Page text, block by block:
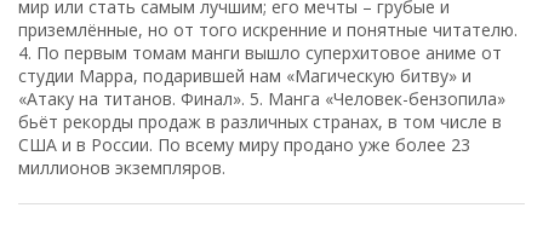
мир или стать самым лучшим; его мечты – грубые и
приземлённые, но от того искренние и понятные читателю.
4. По первым томам манги вышло суперхитовое аниме от
студии Mappa, подарившей нам «Магическую битву» и
«Атаку на титанов. Финал». 5. Манга «Человек-бензопила»
бьёт рекорды продаж в различных странах, в том числе в
США и в России. По всему миру продано уже более 23
миллионов экземпляров.